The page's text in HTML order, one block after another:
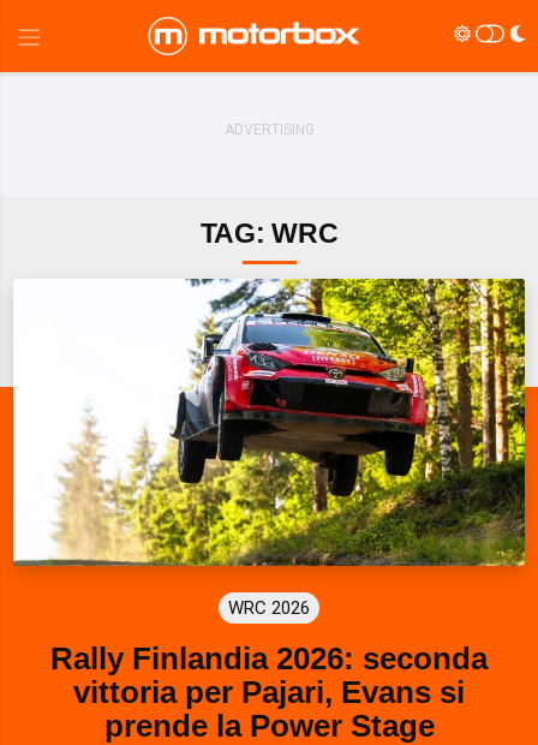
TAG: WRC
WRC 2026
Rally Finlandia 2026: seconda
vittoria per Pajari, Evans si
prende la Power Stage